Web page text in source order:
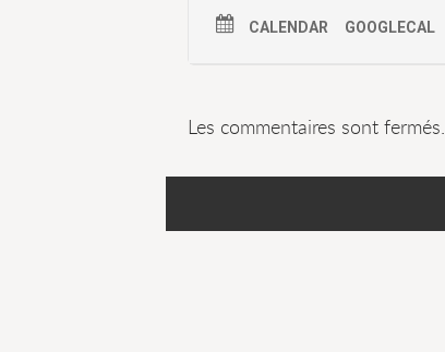
CALENDAR GOOGLECAL
Les commentaires sont fermés.